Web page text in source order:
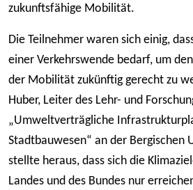
zukunftsfähige Mobilität.
Die Teilnehmer waren sich einig,
einer Verkehrswende bedarf, um
der Mobilität zukünftig gerecht zu
Huber, Leiter des Lehr- und
„Umweltverträgliche
Stadtbauwesen“ an der Bergischen
stellte heraus, dass sich die
Landes und des Bundes nur